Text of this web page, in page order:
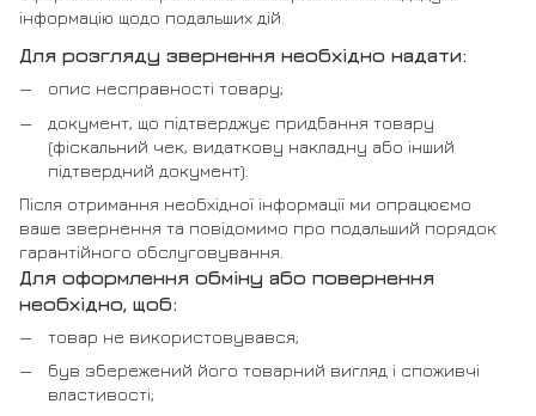
інформацію щодо подальших дій.
Для розгляду звернення необхідно надати:
опис несправності товару;
документ, що підтверджує придбання товару
(фіскальний чек, видаткову накладну або інший
підтвердний документ).
Після отримання необхідної інформації ми опрацюємо
ваше звернення та повідомимо про подальший порядок
гарантійного обслуговування.
Для оформлення обміну або повернення
необхідно, щоб:
товар не використовувався;
був збережений його товарний вигляд і споживчі
властивості;